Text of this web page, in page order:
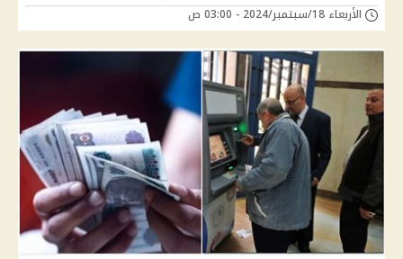
الأربعاء 18/سبتمبر/2024 - 03:00 ص